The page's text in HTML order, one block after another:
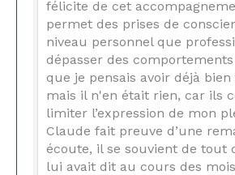
félicite de cet
permet des prises de
niveau personnel que
dépasser des
que je pensais avoir déjà
mais il n'en était rien, car ils
limiter l’expression de mon
Claude fait preuve d’une
écoute, il se souvient de tout
lui avait dit au cours des